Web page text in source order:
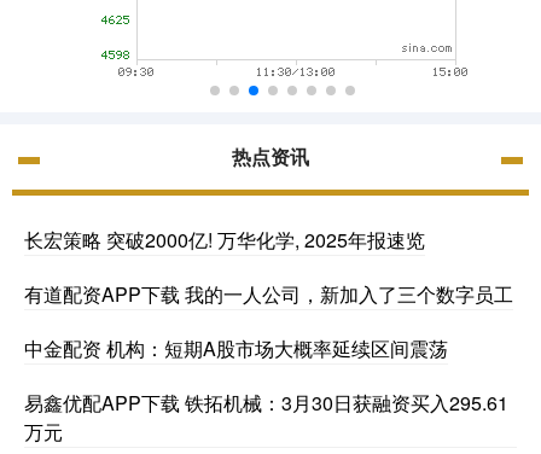
热点资讯
长宏策略 突破2000亿! 万华化学, 2025年报速览
有道配资APP下载 我的一人公司，新加入了三个数字员工
中金配资 机构：短期A股市场大概率延续区间震荡
易鑫优配APP下载 铁拓机械：3月30日获融资买入295.61
万元